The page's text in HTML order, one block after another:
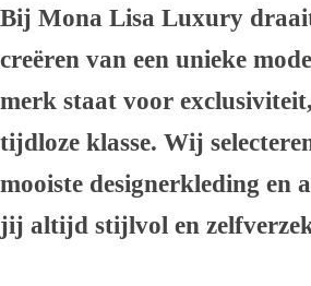
Bij Mona Lisa Luxury
creëren van een unieke
merk staat voor
tijdloze klasse. Wij
mooiste designerkleding en
jij altijd stijlvol en